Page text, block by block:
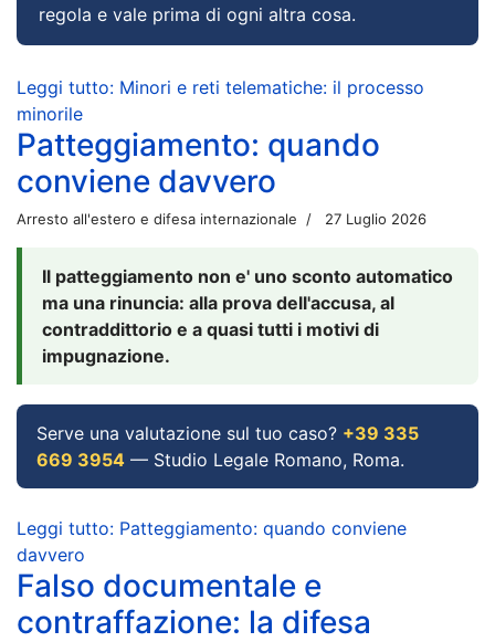
regola e vale prima di ogni altra cosa.
Leggi tutto: Minori e reti telematiche: il processo
minorile
Patteggiamento: quando
conviene davvero
Arresto all'estero e difesa internazionale 27 Luglio 2026
Il patteggiamento non e' uno sconto automatico
ma una rinuncia: alla prova dell'accusa, al
contraddittorio e a quasi tutti i motivi di
impugnazione.
Serve una valutazione sul tuo caso? +39 335
669 3954 — Studio Legale Romano, Roma.
Leggi tutto: Patteggiamento: quando conviene
davvero
Falso documentale e
contraffazione: la difesa